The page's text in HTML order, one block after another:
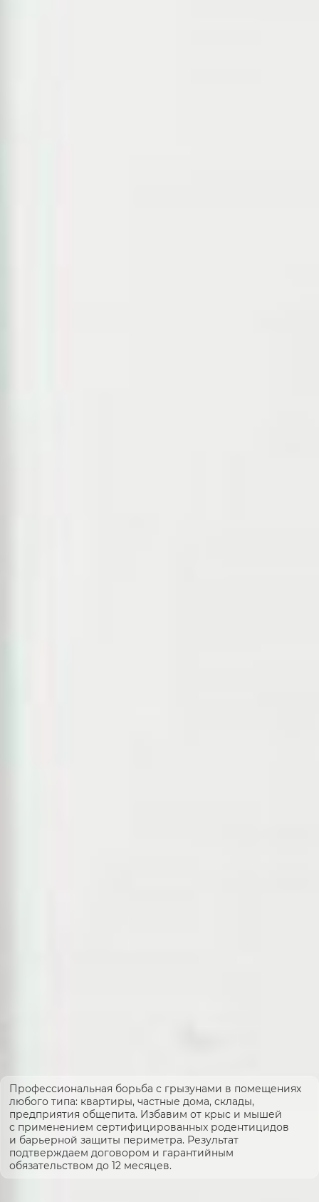
Профессиональная борьба с грызунами в помещениях
любого типа: квартиры, частные дома, склады,
предприятия общепита. Избавим от крыс и мышей
с применением сертифицированных родентицидов
и барьерной защиты периметра. Результат
подтверждаем договором и гарантийным
обязательством до 12 месяцев.